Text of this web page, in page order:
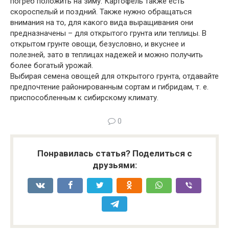
скороспелый и поздний. Также нужно обращаться
внимания на то, для какого вида выращивания они
предназначены – для открытого грунта или теплицы. В
открытом грунте овощи, безусловно, и вкуснее и
полезней, зато в теплицах надежей и можно получить
более богатый урожай.
Выбирая семена овощей для открытого грунта, отдавайте
предпочтение районированным сортам и гибридам, т. е.
приспособленным к сибирскому климату.
0
Понравилась статья? Поделиться с
друзьями: